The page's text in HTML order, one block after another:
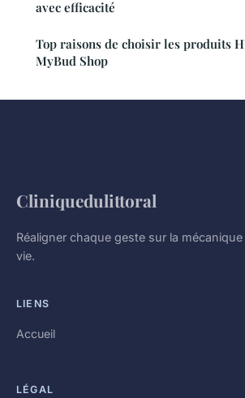
avec efficacité
Top raisons de choisir les produits
MyBud Shop
Cliniquedulittoral
Réaligner chaque geste sur la
vie.
LIENS
Accueil
LÉGAL